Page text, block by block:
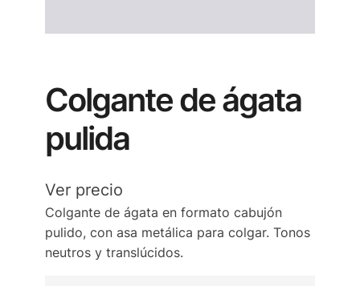
Colgante de ágata
pulida
Ver precio
Colgante de ágata en formato cabujón
pulido, con asa metálica para colgar. Tonos
neutros y translúcidos.